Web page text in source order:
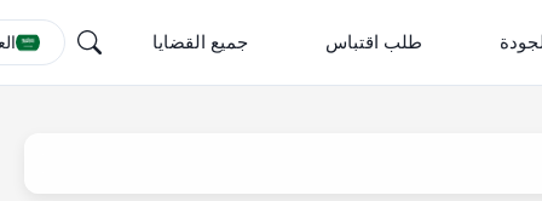
طلب اقتباس جميع القضايا